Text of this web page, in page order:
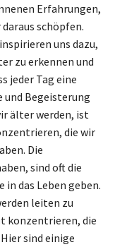
Erfahrungen,
schöpfen.
uns dazu,
zu erkennen und
jeder Tag eine
und Begeisterung
älter werden, ist
die wir
Die
sind oft die
in das Leben geben.
leiten zu
konzentrieren, die
sind einige